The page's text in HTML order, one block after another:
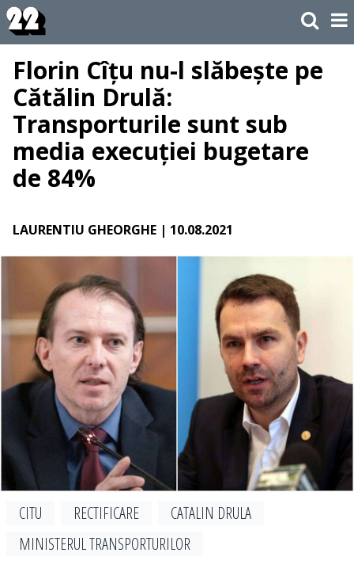
Florin Cîțu nu-l slăbește pe
Cătălin Drulă:
Transporturile sunt sub
media execuției bugetare
de 84%
LAURENTIU GHEORGHE | 10.08.2021
CITU RECTIFICARE
CATALIN DRULA
MINISTERUL TRANSPORTURILOR